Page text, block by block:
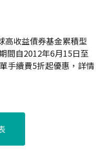
高收益債券基金累積型
間自2012年6月15日至
手續費5折起優惠，詳情